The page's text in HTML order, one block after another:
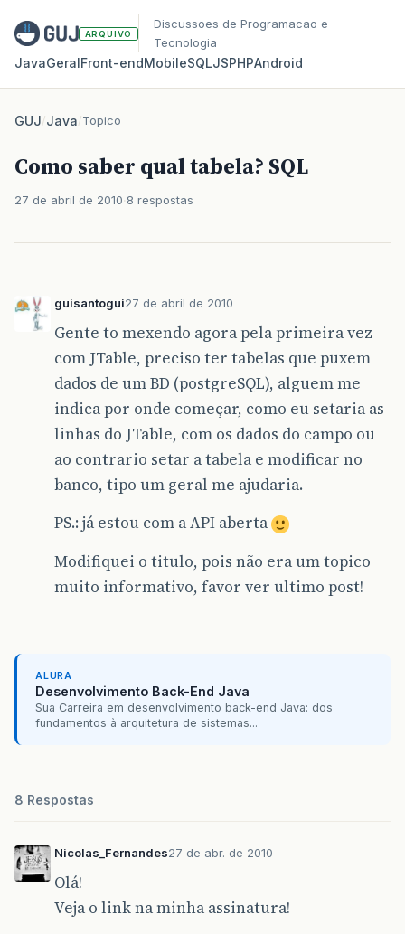
ARQUIVO
Discussoes de Programacao e
Tecnologia
JavaGeralFront‑endMobileSQLJSPHPAndroid
GUJ/Java/Topico
Como saber qual tabela? SQL
27 de abril de 2010 8 respostas
guisantogui27 de abril de 2010
Gente to mexendo agora pela primeira vez
com JTable, preciso ter tabelas que puxem
dados de um BD (postgreSQL), alguem me
indica por onde começar, como eu setaria as
linhas do JTable, com os dados do campo ou
ao contrario setar a tabela e modificar no
banco, tipo um geral me ajudaria.
PS.: já estou com a API aberta
Modifiquei o titulo, pois não era um topico
muito informativo, favor ver ultimo post!
ALURA
Desenvolvimento Back-End Java
Sua Carreira em desenvolvimento back-end Java: dos
fundamentos à arquitetura de sistemas...
8 Respostas
Nicolas_Fernandes27 de abr. de 2010
Olá!
Veja o link na minha assinatura!